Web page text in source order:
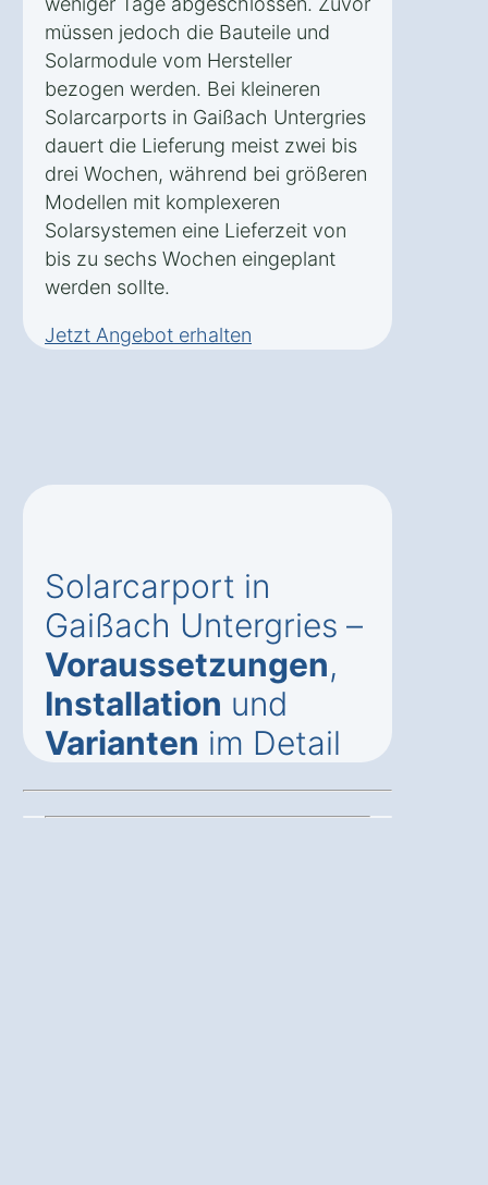
müssen jedoch die Bauteile und
Solarmodule vom Hersteller
bezogen werden. Bei kleineren
Solarcarports in Gaißach Untergries
dauert die Lieferung meist zwei bis
drei Wochen, während bei größeren
Modellen mit komplexeren
Solarsystemen eine Lieferzeit von
bis zu sechs Wochen eingeplant
werden sollte.
Jetzt Angebot erhalten
Solarcarport in
Gaißach Untergries –
Voraussetzungen,
Installation und
Varianten im Detail